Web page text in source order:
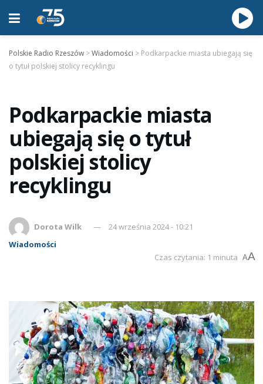
Polskie Radio Rzeszów >Wiadomości > Podkarpackie miasta ubiegają się
o tytuł polskiej stolicy recyklingu
Podkarpackie miasta
ubiegają się o tytuł
polskiej stolicy
recyklingu
Dorota Wilk
24 września 2024 - 10:21
Wiadomości
Czas czytania: 1 minuta AA